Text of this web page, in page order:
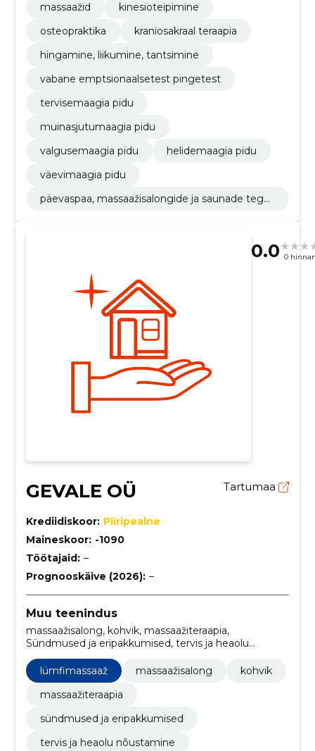
massaažid
kinesioteipimine
osteopraktika
kraniosakraal teraapia
hingamine, liikumine, tantsimine
vabane emptsionaalsetest pingetest
tervisemaagia pidu
muinasjutumaagia pidu
valgusemaagia pidu
helidemaagia pidu
väevimaagia pidu
päevaspaa, massaažisalongide ja saunade tege
0.0 0
GEVALE OÜ Tartumaa
Krediidiskoor: Piiripealne
Maineskoor: -1090
Töötajaid: –
Prognooskäive (2026): –
Muu teenindus
massaažisalong, kohvik, massaažiteraapia,
Sündmused ja eripakkumised, tervis ja heaolu
nõustamine, professionaalne massaažiteraapia,
massaažisalongi teenused, kohvik ja lõõgastus,
sündmused ja eripakkumised heaolule,
lõõgastuskohviku üritused
lümfimassaaž massaažisalong
kohvik
massaažiteraapia
sündmused ja eripakkumised
tervis ja heaolu nõustamine